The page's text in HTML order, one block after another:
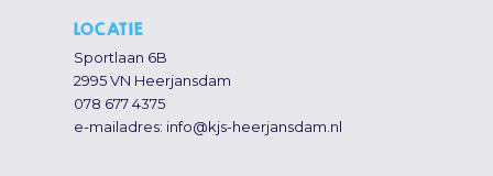
LOCATIE
Sportlaan 6B
2995 VN Heerjansdam
078 677 4375
e-mailadres: info@kjs-heerjansdam.nl